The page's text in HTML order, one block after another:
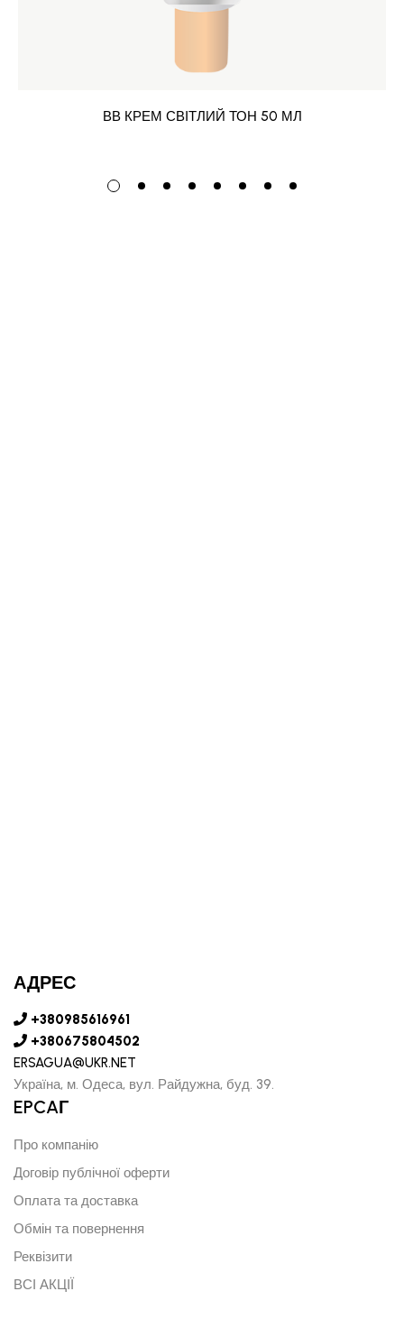
ВВ КРЕМ СВІТЛИЙ ТОН 50 МЛ
АДРЕС
+380985616961
+380675804502
ERSAGUA@UKR.NET
Україна, м. Одеса, вул. Райдужна, буд. 39.
EPCAГ
Про компанію
Договір публічної оферти
Оплата та доставка
Обмін та повернення
Реквізити
ВСІ АКЦІЇ